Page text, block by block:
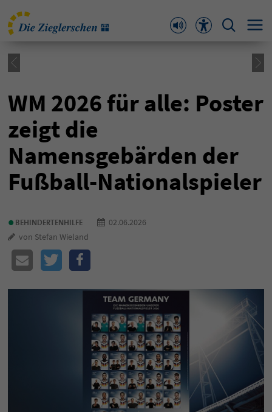
WM 2026 für alle: Poster
zeigt die
Namensgebärden der
Fußball-Nationalspieler
• BEHINDERTENHILFE
02.06.2026
von Stefan Wieland